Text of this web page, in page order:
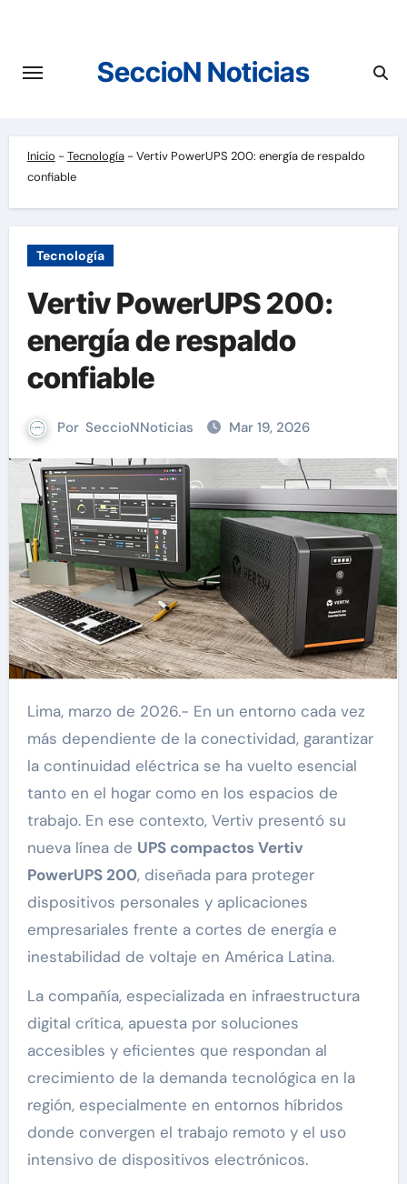
contenido
SeccioN Noticias
Inicio - Tecnología- Vertiv PowerUPS 200: energía de respaldo
confiable
Tecnología
Vertiv PowerUPS 200:
energía de respaldo
confiable
Por SeccioNNoticias Mar 19, 2026
Lima, marzo de 2026.- En un entorno cada vez
más dependiente de la conectividad, garantizar
la continuidad eléctrica se ha vuelto esencial
tanto en el hogar como en los espacios de
trabajo. En ese contexto, Vertiv presentó su
nueva línea de UPS compactos Vertiv
PowerUPS 200, diseñada para proteger
dispositivos personales y aplicaciones
empresariales frente a cortes de energía e
inestabilidad de voltaje en América Latina.
La compañía, especializada en infraestructura
digital crítica, apuesta por soluciones
accesibles y eficientes que respondan al
crecimiento de la demanda tecnológica en la
región, especialmente en entornos híbridos
donde convergen el trabajo remoto y el uso
intensivo de dispositivos electrónicos.